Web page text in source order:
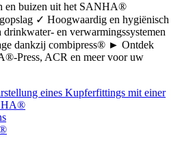
en buizen uit het SANHA®
✓ Hoogwaardig en hygiënisch
en verwarmingssystemen
dankzij combipress® ► Ontdek
Press, ACR en meer voor uw